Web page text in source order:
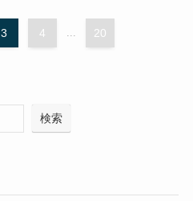
3 4 ... 20
検索